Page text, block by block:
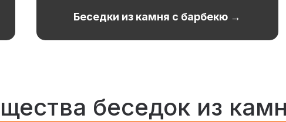
Беседки из камня с барбекю →
беседок из